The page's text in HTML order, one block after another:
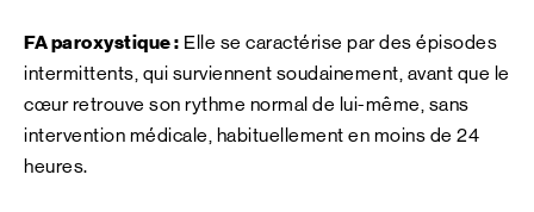
FA paroxystique : Elle se caractérise par des épisodes
intermittents, qui surviennent soudainement, avant que le
cœur retrouve son rythme normal de lui-même, sans
intervention médicale, habituellement en moins de 24
heures.